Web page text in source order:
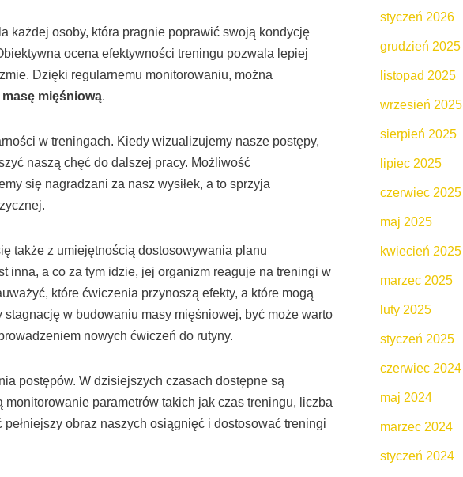
każdej osoby, która pragnie poprawić swoją kondycję
ocena efektywności treningu pozwala lepiej
Dzięki regularnemu monitorowaniu, można
masę mięśniową.
w treningach. Kiedy wizualizujemy nasze postępy,
naszą chęć do dalszej pracy. Możliwość
się nagradzani za nasz wysiłek, a to sprzyja
także z umiejętnością dostosowywania planu
inna, a co za tym idzie, jej organizm reaguje na treningi w
które ćwiczenia przynoszą efekty, a które mogą
w budowaniu masy mięśniowej, być może warto
nowych ćwiczeń do rutyny.
postępów. W dzisiejszych czasach dostępne są
parametrów takich jak czas treningu, liczba
obraz naszych osiągnięć i dostosować treningi
styczeń 2026
grudzień 2025
listopad 2025
wrzesień 2025
sierpień 2025
lipiec 2025
czerwiec 2025
maj 2025
kwiecień 2025
marzec 2025
luty 2025
styczeń 2025
czerwiec 2024
maj 2024
marzec 2024
styczeń 2024